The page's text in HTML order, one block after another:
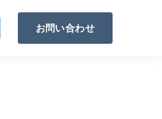
お問い合わせ